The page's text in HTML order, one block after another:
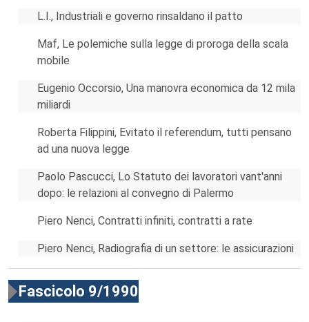
L.I., Industriali e governo rinsaldano il patto
Maf, Le polemiche sulla legge di proroga della scala
mobile
Eugenio Occorsio, Una manovra economica da 12 mila
miliardi
Roberta Filippini, Evitato il referendum, tutti pensano
ad una nuova legge
Paolo Pascucci, Lo Statuto dei lavoratori vant'anni
dopo: le relazioni al convegno di Palermo
Piero Nenci, Contratti infiniti, contratti a rate
Piero Nenci, Radiografia di un settore: le assicurazioni
Fascicolo 9/1990